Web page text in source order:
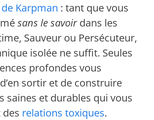
Karpman : tant que vous
sans le savoirdans les
Sauveur ou Persécuteur,
isolée ne suffit. Seules
profondes vous
sortir et de construire
saines et durables qui vous
relations toxiques.